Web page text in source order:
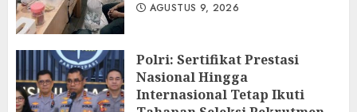
AGUSTUS 9, 2026
Polri: Sertifikat Prestasi
Nasional Hingga
Internasional Tetap Ikuti